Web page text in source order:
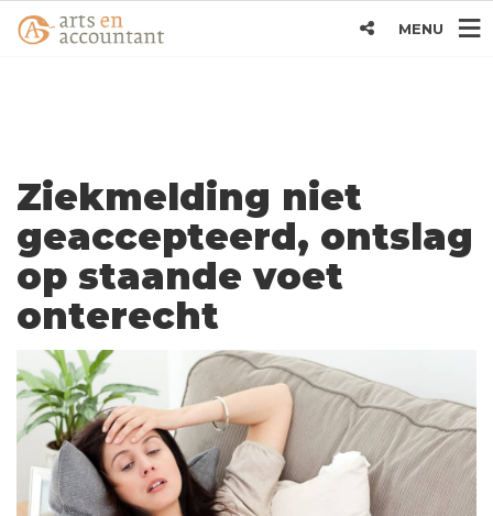
MENU
Ziekmelding niet
geaccepteerd, ontslag
op staande voet
onterecht